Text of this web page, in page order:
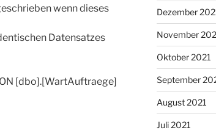
wenn dieses
Datensatzes
[dbo].[WartAuftraege]
Dezember
November
Oktober 2021
September
August 2021
Juli 2021